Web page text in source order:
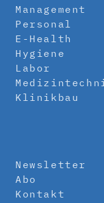
Management
Personal
E-Health
Hygiene
Labor
Klinikbau
Newsletter
Abo
Kontakt